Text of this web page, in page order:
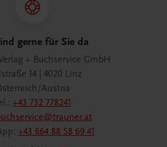
gerne für Sie da
+ Buchservice GmbH
14 | 4020 Linz
Austria
+43 732 778241
+43 664 88 58 69 41